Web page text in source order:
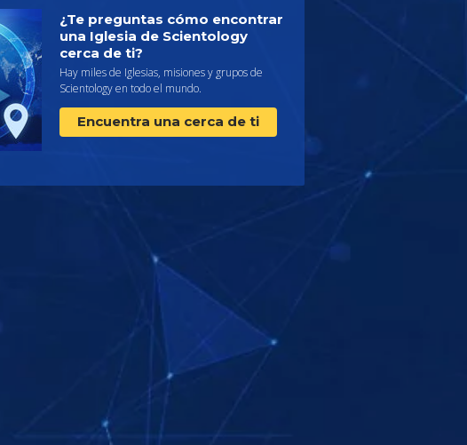
¿Te preguntas cómo encontrar
una Iglesia de Scientology
cerca de ti?
Hay miles de Iglesias, misiones y grupos de
Scientology en todo el mundo.
Encuentra una cerca de ti